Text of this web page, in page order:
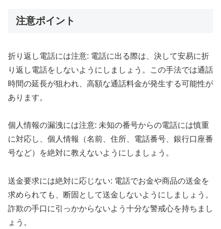
注意ポイント
折り返し電話には注意: 電話に出る際は、決して安易に折
り返し電話をしないようにしましょう。この手法では通話
時間の延長が狙われ、高額な通話料金が発生する可能性が
あります。
個人情報の漏洩には注意: 未知の番号からの電話には慎重
に対応し、個人情報（名前、住所、電話番号、銀行口座番
号など）を絶対に教えないようにしましょう。
送金要求には絶対に応じない: 電話でお金や商品の送金を
求められても、断固として送金しないようにしましょう。
詐欺の手口に引っかからないよう十分な警戒心を持ちまし
ょう。